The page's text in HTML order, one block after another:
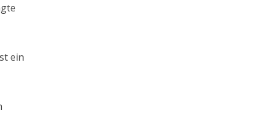
ein